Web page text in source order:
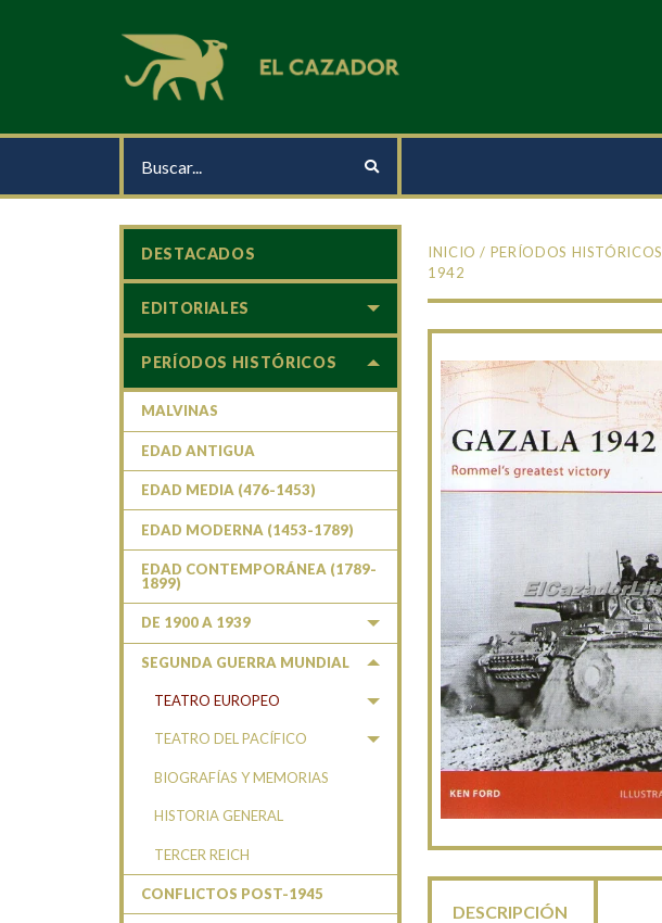
INICIO / PERÍODOS HISTÓRICOS
1942
DESCRIPCIÓN
DESTACADOS
EDITORIALES
PERÍODOS HISTÓRICOS
MALVINAS
EDAD ANTIGUA
EDAD MEDIA (476-1453)
EDAD MODERNA (1453-1789)
EDAD CONTEMPORÁNEA (1789-
1899)
DE 1900 A 1939
SEGUNDA GUERRA MUNDIAL
TEATRO EUROPEO
TEATRO DEL PACÍFICO
BIOGRAFÍAS Y MEMORIAS
HISTORIA GENERAL
TERCER REICH
CONFLICTOS POST-1945